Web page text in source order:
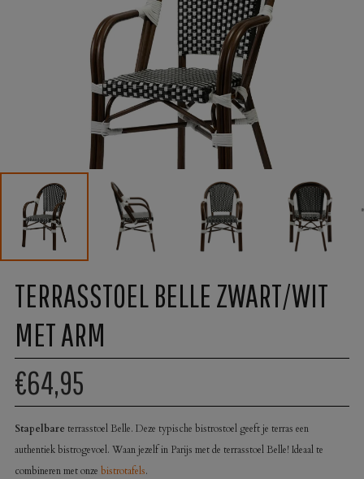
TERRASSTOEL BELLE ZWART/WIT
MET ARM
€64,95
Stapelbare terrasstoel Belle. Deze typische bistrostoel geeft je terras een
authentiek bistrogevoel. Waan jezelf in Parijs met de terrasstoel Belle! Ideaal te
combineren met onze bistrotafels.